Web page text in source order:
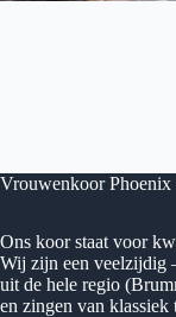
Vrouwenkoor Phoenix
Ons koor staat voor
Wij zijn een veelzijdig
uit de hele regio
en zingen van klassiek